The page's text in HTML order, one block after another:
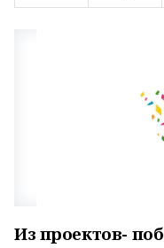
Из проектов-